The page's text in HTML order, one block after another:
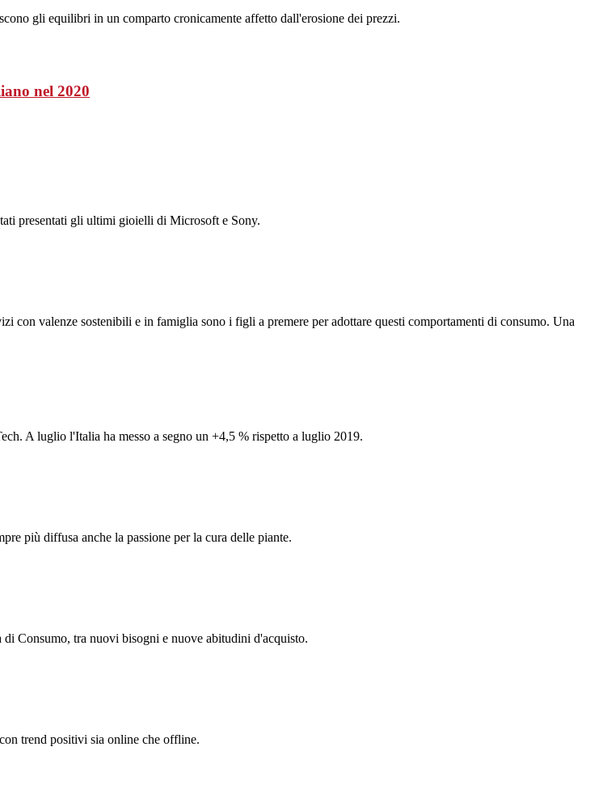
gli equilibri in un comparto cronicamente affetto dall'erosione dei prezzi.
nel 2020
presentati gli ultimi gioielli di Microsoft e Sony.
con valenze sostenibili e in famiglia sono i figli a premere per adottare questi comportamenti di consumo. Una
A luglio l'Italia ha messo a segno un +4,5 % rispetto a luglio 2019.
più diffusa anche la passione per la cura delle piante.
Consumo, tra nuovi bisogni e nuove abitudini d'acquisto.
trend positivi sia online che offline.